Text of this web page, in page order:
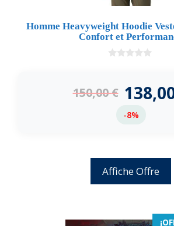
Homme Heavyweight Hoodie
Confort et
5
150,00€
-8%
Affiche Offre